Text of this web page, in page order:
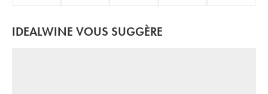
IDEALWINE VOUS SUGGÈRE